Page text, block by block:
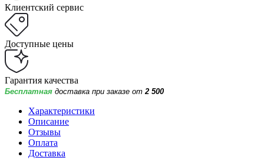
Клиентский сервис
Доступные цены
Гарантия качества
Бесплатная доставка при заказе от 2 500
Характеристики
Описание
Отзывы
Оплата
Доставка